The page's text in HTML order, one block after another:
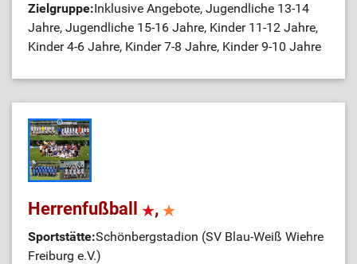
Zielgruppe:Inklusive Angebote, Jugendliche 13-14
Jahre, Jugendliche 15-16 Jahre, Kinder 11-12 Jahre,
Kinder 4-6 Jahre, Kinder 7-8 Jahre, Kinder 9-10 Jahre
Herrenfußball ,
Sportstätte:Schönbergstadion (SV Blau-Weiß Wiehre
Freiburg e.V.)